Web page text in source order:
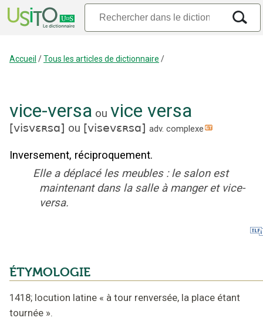
Accueil /Tous les articles de dictionnaire /
vice-versa ou vice versa
[visvɛʀsɑ] ou [visevɛʀsɑ] adv. complexe
Inversement, réciproquement.
Elle a déplacé les meubles : le salon est
maintenant dans la salle à manger et vice-
versa.
ÉTYMOLOGIE
1418; locution latine « à tour renversée, la place étant
tournée ».